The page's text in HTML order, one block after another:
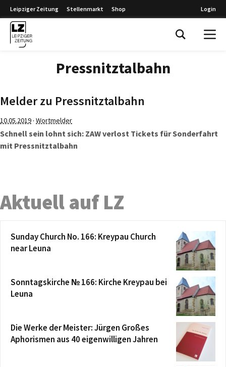
Leipziger Zeitung Stellenmarkt Shop Login
Pressnitztalbahn
Melder zu Pressnitztalbahn
10.05.2019· Wortmelder
Schnell sein lohnt sich: ZAW verlost Tickets für Sonderfahrt
mit Pressnitztalbahn
Aktuell auf LZ
Sunday Church No. 166: Kreypau Church
near Leuna
Sonntagskirche № 166: Kirche Kreypau bei
Leuna
Die Werke der Meister: Jürgen Großes
Aphorismen aus 40 eigenwilligen Jahren